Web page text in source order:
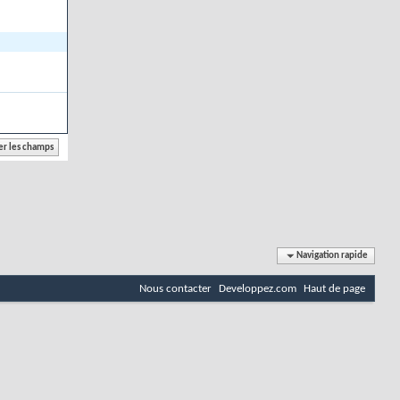
Navigation rapide
Nous contacter Developpez.com Haut de page